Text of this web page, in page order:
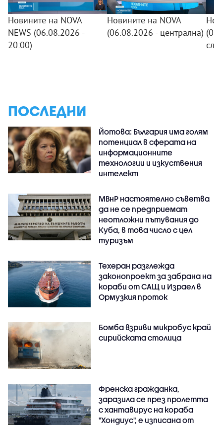
Новините на NOVA
NEWS (06.08.2026 -
20:00)
Новините на NOVA
(06.08.2026 - централна)
ПОСЛЕДНИ
Йотова: България има голям
потенциал в сферата на
информационните
технологии и изкуствения
интелект
МВнР настоятелно съветва
да не се предприемат
неотложни пътувания до
Куба, в това число с цел
туризъм
Техеран разглежда
законопроект за забрана на
кораби от САЩ и Израел в
Ормузкия проток
Бомба взриви микробус край
сирийската столица
Френска гражданка,
заразила се през пролетта
с хантавирус на кораба
"Хондиус", е изписана от